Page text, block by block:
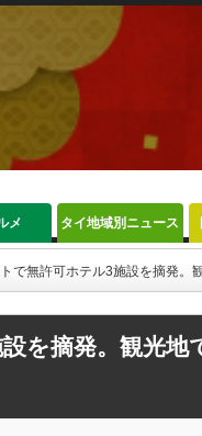
メ タイ地域別ニュース
で無許可ホテル3施設を摘発。
を摘発。観光地